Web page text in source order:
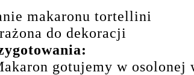
makaronu tortellini
do dekoracji
gotujemy w osolonej